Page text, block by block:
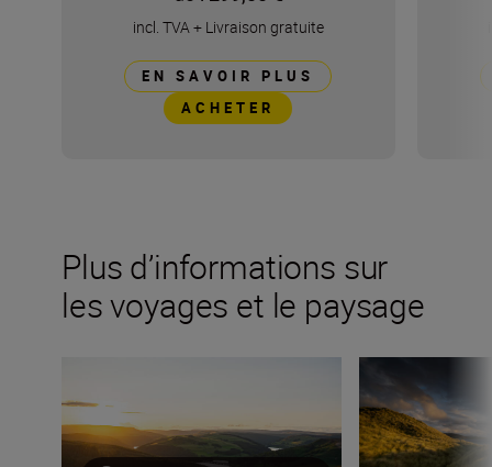
incl. TVA+ Livraison gratuite
EN SAVOIR PLUS
ACHETER
Plus d’informations sur
les voyages et le paysage